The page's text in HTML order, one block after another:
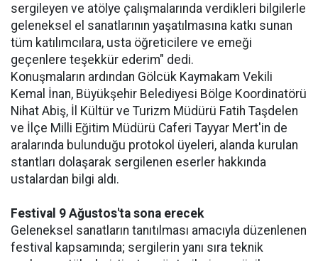
sergileyen ve atölye çalışmalarında verdikleri bilgilerle
geleneksel el sanatlarının yaşatılmasına katkı sunan
tüm katılımcılara, usta öğreticilere ve emeği
geçenlere teşekkür ederim" dedi.
Konuşmaların ardından Gölcük Kaymakam Vekili
Kemal İnan, Büyükşehir Belediyesi Bölge Koordinatörü
Nihat Abiş, İl Kültür ve Turizm Müdürü Fatih Taşdelen
ve İlçe Milli Eğitim Müdürü Caferi Tayyar Mert'in de
aralarında bulunduğu protokol üyeleri, alanda kurulan
stantları dolaşarak sergilenen eserler hakkında
ustalardan bilgi aldı.
Festival 9 Ağustos'ta sona erecek
Geleneksel sanatların tanıtılması amacıyla düzenlenen
festival kapsamında; sergilerin yanı sıra teknik